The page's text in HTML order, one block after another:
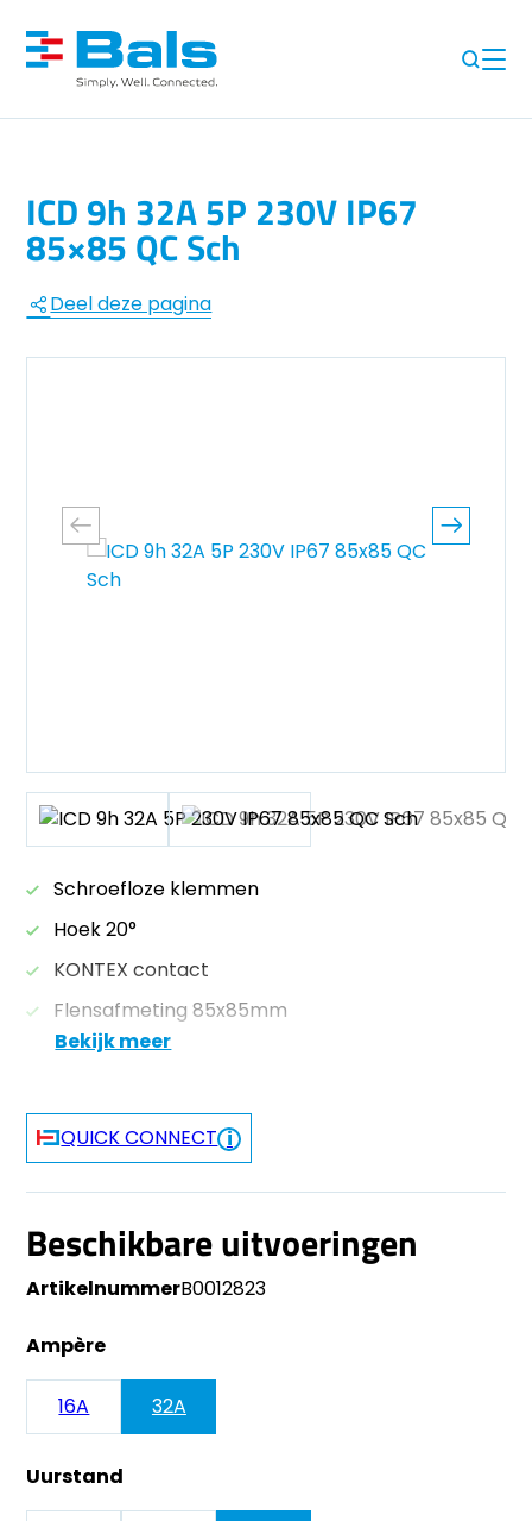
ICD 9h 32A 5P 230V IP67
85×85 QC Sch
Deel deze pagina
Schroefloze klemmen
Hoek 20°
KONTEX contact
Flensafmeting 85x85mm
Bekijk meer
QUICK CONNECT
Beschikbare uitvoeringen
ArtikelnummerB0012823
Ampère
16A 32A
Uurstand